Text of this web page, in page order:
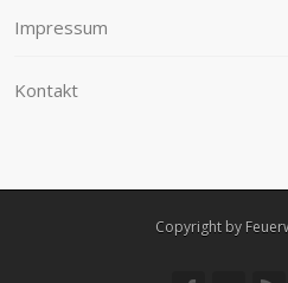
Impressum
Kontakt
Copyright by